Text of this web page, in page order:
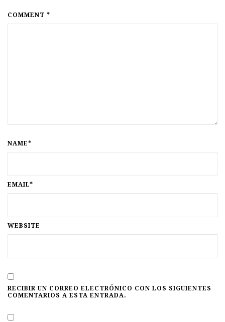
COMMENT *
NAME*
EMAIL*
WEBSITE
RECIBIR UN CORREO ELECTRÓNICO CON LOS SIGUIENTES
COMENTARIOS A ESTA ENTRADA.